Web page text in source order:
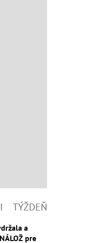
TÝŽDEŇ
a
pre